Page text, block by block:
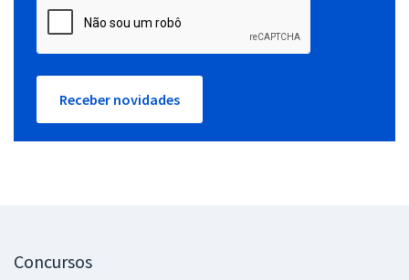
Receber novidades
Concursos